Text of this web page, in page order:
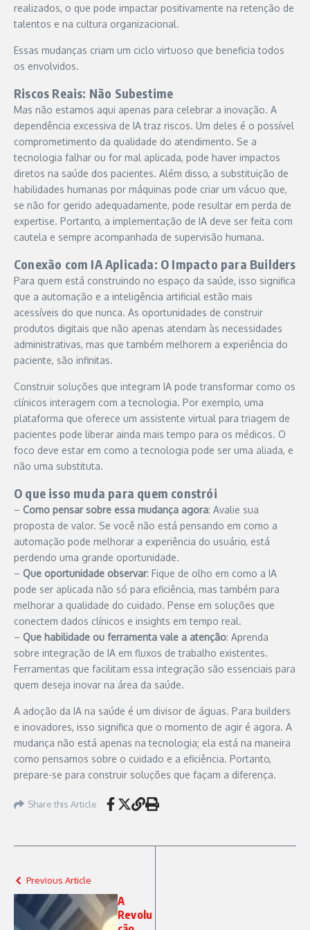
realizados, o que pode impactar positivamente na retenção de
talentos e na cultura organizacional.
Essas mudanças criam um ciclo virtuoso que beneficia todos
os envolvidos.
Riscos Reais: Não Subestime
Mas não estamos aqui apenas para celebrar a inovação. A
dependência excessiva de IA traz riscos. Um deles é o possível
comprometimento da qualidade do atendimento. Se a
tecnologia falhar ou for mal aplicada, pode haver impactos
diretos na saúde dos pacientes. Além disso, a substituição de
habilidades humanas por máquinas pode criar um vácuo que,
se não for gerido adequadamente, pode resultar em perda de
expertise. Portanto, a implementação de IA deve ser feita com
cautela e sempre acompanhada de supervisão humana.
Conexão com IA Aplicada: O Impacto para Builders
Para quem está construindo no espaço da saúde, isso significa
que a automação e a inteligência artificial estão mais
acessíveis do que nunca. As oportunidades de construir
produtos digitais que não apenas atendam às necessidades
administrativas, mas que também melhorem a experiência do
paciente, são infinitas.
Construir soluções que integram IA pode transformar como os
clínicos interagem com a tecnologia. Por exemplo, uma
plataforma que oferece um assistente virtual para triagem de
pacientes pode liberar ainda mais tempo para os médicos. O
foco deve estar em como a tecnologia pode ser uma aliada, e
não uma substituta.
O que isso muda para quem constrói
– Como pensar sobre essa mudança agora: Avalie sua
proposta de valor. Se você não está pensando em como a
automação pode melhorar a experiência do usuário, está
perdendo uma grande oportunidade.
– Que oportunidade observar: Fique de olho em como a IA
pode ser aplicada não só para eficiência, mas também para
melhorar a qualidade do cuidado. Pense em soluções que
conectem dados clínicos e insights em tempo real.
– Que habilidade ou ferramenta vale a atenção: Aprenda
sobre integração de IA em fluxos de trabalho existentes.
Ferramentas que facilitam essa integração são essenciais para
quem deseja inovar na área da saúde.
A adoção da IA na saúde é um divisor de águas. Para builders
e inovadores, isso significa que o momento de agir é agora. A
mudança não está apenas na tecnologia; ela está na maneira
como pensamos sobre o cuidado e a eficiência. Portanto,
prepare-se para construir soluções que façam a diferença.
Share this Article
Previous Article
A
Revolu